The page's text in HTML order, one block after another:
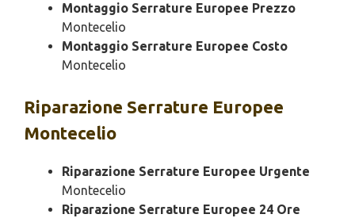
Montaggio Serrature Europee Prezzo
Montecelio
Montaggio Serrature Europee Costo
Montecelio
Riparazione Serrature Europee
Montecelio
Riparazione Serrature Europee Urgente
Montecelio
Riparazione Serrature Europee 24 Ore